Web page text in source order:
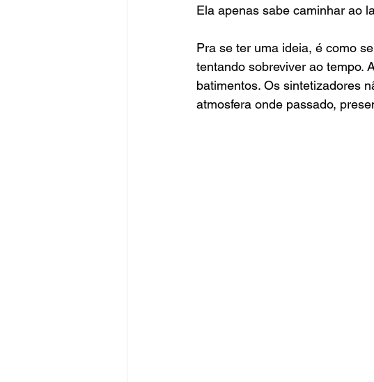
Ela apenas sabe caminhar ao
Pra se ter uma ideia, é como
tentando sobreviver ao tempo.
batimentos. Os sintetizadores
atmosfera onde passado,